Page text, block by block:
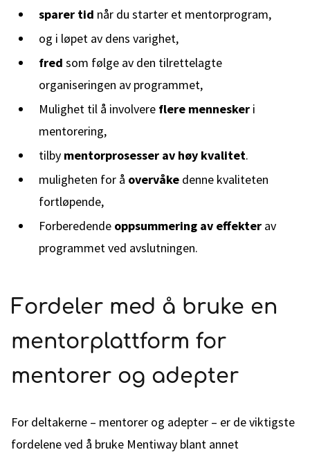
sparer tid når du starter et mentorprogram,
og i løpet av dens varighet,
fred som følge av den tilrettelagte
organiseringen av programmet,
Mulighet til å involvere flere mennesker i
mentorering,
tilby mentorprosesser av høy kvalitet.
muligheten for å overvåke denne kvaliteten
fortløpende,
Forberedende oppsummering av effekter av
programmet ved avslutningen.
Fordeler med å bruke en
mentorplattform for
mentorer og adepter
For deltakerne – mentorer og adepter – er de viktigste
fordelene ved å bruke Mentiway blant annet